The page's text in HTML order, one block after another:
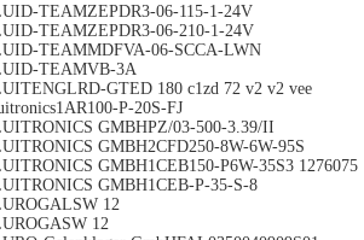
TEAMZEPDR3-06-115-1-24V
TEAMZEPDR3-06-210-1-24V
TEAMMDFVA-06-SCCA-LWN
TEAMVB-3A
GTED 180 c1zd 72 v2 v2 vee
P-20S-FJ
GMBHPZ/03-500-3.39/II
GMBH2CFD250-8W-6W-95S
GMBH1CEB150-P6W-35S3 1276075
GMBH1CEB-P-35-S-8
12
12